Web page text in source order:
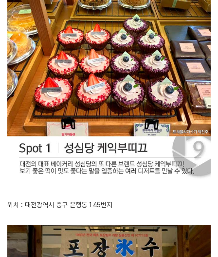
위치 : 대전광역시 중구 은행동 145번지